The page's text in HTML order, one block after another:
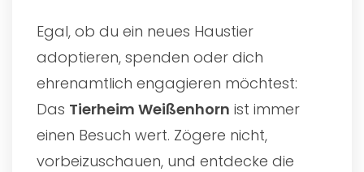
Egal, ob du ein neues Haustier
adoptieren, spenden oder dich
ehrenamtlich engagieren möchtest:
Das Tierheim Weißenhorn ist immer
einen Besuch wert. Zögere nicht,
vorbeizuschauen, und entdecke die